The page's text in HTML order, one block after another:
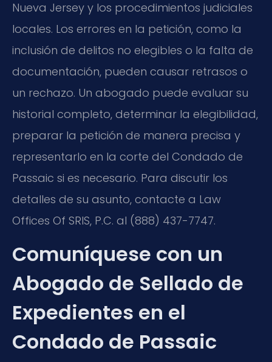
Nueva Jersey y los procedimientos judiciales
locales. Los errores en la petición, como la
inclusión de delitos no elegibles o la falta de
documentación, pueden causar retrasos o
un rechazo. Un abogado puede evaluar su
historial completo, determinar la elegibilidad,
preparar la petición de manera precisa y
representarlo en la corte del Condado de
Passaic si es necesario. Para discutir los
detalles de su asunto, contacte a Law
Offices Of SRIS, P.C. al (888) 437-7747.
Comuníquese con un
Abogado de Sellado de
Expedientes en el
Condado de Passaic